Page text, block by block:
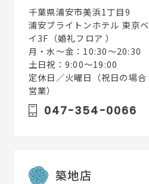
千葉県浦安市美浜1丁目9
浦安ブライトンホテル 東京ベ
イ3F（婚礼フロア ）
月・水〜金：10:30～20:30
土日祝：9:00～19:00
定休日／火曜日（祝日の場合
営業）
047-354-0066
築地店